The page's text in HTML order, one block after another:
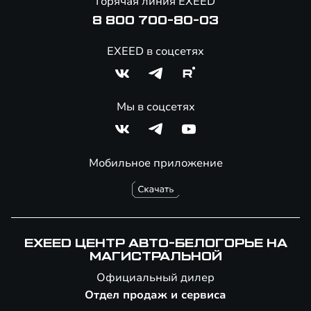
Мобильное приложение
8 800 700-80-03
EXEED в соцсетях
Мы в соцсетях
EXEED ЦЕНТР АВТО-БЕЛОГОРЬЕ НА
МАГИСТРАЛЬНОЙ
Официальный дилер
Отдел продаж и сервиса